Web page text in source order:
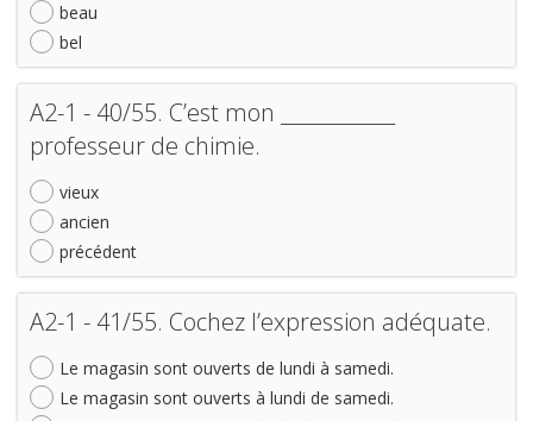
beau
bel
A2-1 - 40/55. C’est mon ____________
professeur de chimie.
vieux
ancien
précédent
A2-1 - 41/55. Cochez l’expression adéquate.
Le magasin sont ouverts de lundi à samedi.
Le magasin sont ouverts à lundi de samedi.